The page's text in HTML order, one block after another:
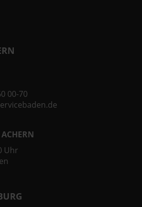
00-70
Uhr